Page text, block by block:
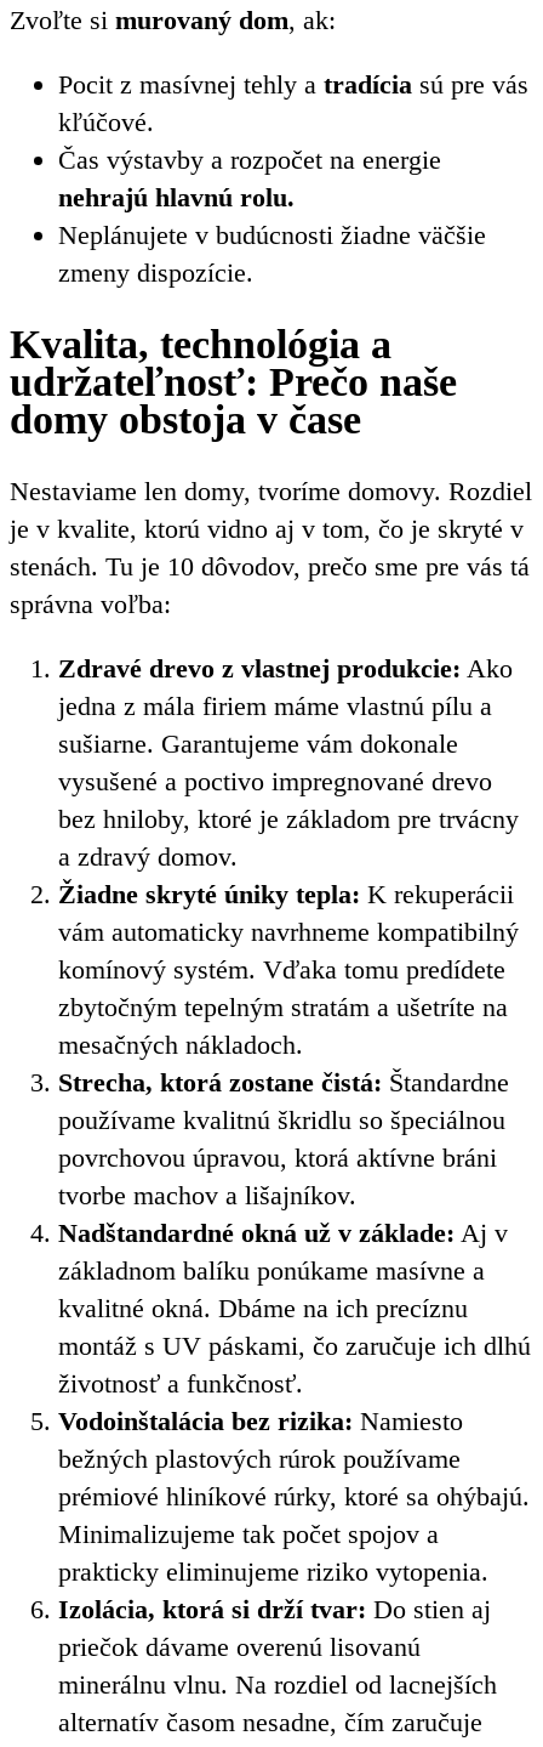
Zvoľte si murovaný dom, ak:
Pocit z masívnej tehly a tradícia sú pre vás
kľúčové.
Čas výstavby a rozpočet na energie
nehrajú hlavnú rolu.
Neplánujete v budúcnosti žiadne väčšie
zmeny dispozície.
Kvalita, technológia a
udržateľnosť: Prečo naše
domy obstoja v čase
Nestaviame len domy, tvoríme domovy. Rozdiel
je v kvalite, ktorú vidno aj v tom, čo je skryté v
stenách. Tu je 10 dôvodov, prečo sme pre vás tá
správna voľba:
Zdravé drevo z vlastnej produkcie: Ako
jedna z mála firiem máme vlastnú pílu a
sušiarne. Garantujeme vám dokonale
vysušené a poctivo impregnované drevo
bez hniloby, ktoré je základom pre trvácny
a zdravý domov.
Žiadne skryté úniky tepla: K rekuperácii
vám automaticky navrhneme kompatibilný
komínový systém. Vďaka tomu predídete
zbytočným tepelným stratám a ušetríte na
mesačných nákladoch.
Strecha, ktorá zostane čistá: Štandardne
používame kvalitnú škridlu so špeciálnou
povrchovou úpravou, ktorá aktívne bráni
tvorbe machov a lišajníkov.
Nadštandardné okná už v základe: Aj v
základnom balíku ponúkame masívne a
kvalitné okná. Dbáme na ich precíznu
montáž s UV páskami, čo zaručuje ich dlhú
životnosť a funkčnosť.
Vodoinštalácia bez rizika: Namiesto
bežných plastových rúrok používame
prémiové hliníkové rúrky, ktoré sa ohýbajú.
Minimalizujeme tak počet spojov a
prakticky eliminujeme riziko vytopenia.
Izolácia, ktorá si drží tvar: Do stien aj
priečok dávame overenú lisovanú
minerálnu vlnu. Na rozdiel od lacnejších
alternatív časom nesadne, čím zaručuje